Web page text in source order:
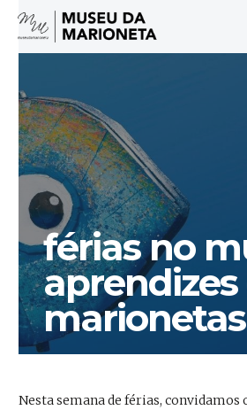
Museu
da
Marioneta
férias no
aprendizes
marionetas
Nesta semana de férias, convidamos